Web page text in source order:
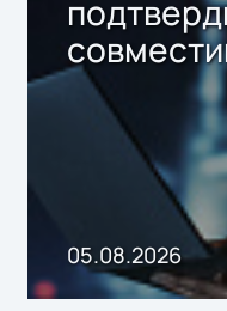
решением
Storage
05.08.2026